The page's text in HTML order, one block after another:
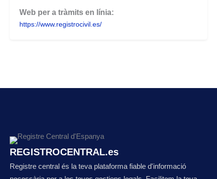
Web per a tràmits en línia:
https://www.registrocivil.es/
REGISTROCENTRAL.es
Registre central és la teva plataforma fiable d'informació